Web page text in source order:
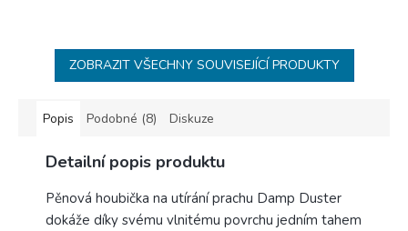
ZOBRAZIT VŠECHNY SOUVISEJÍCÍ PRODUKTY
Popis Podobné (8) Diskuze
Detailní popis produktu
Pěnová houbička na utírání prachu Damp Duster
dokáže díky svému vlnitému povrchu jedním tahem